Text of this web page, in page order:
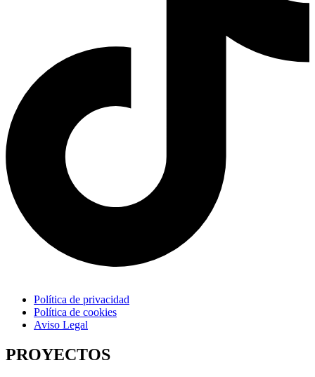
Política de privacidad
Política de cookies
Aviso Legal
PROYECTOS